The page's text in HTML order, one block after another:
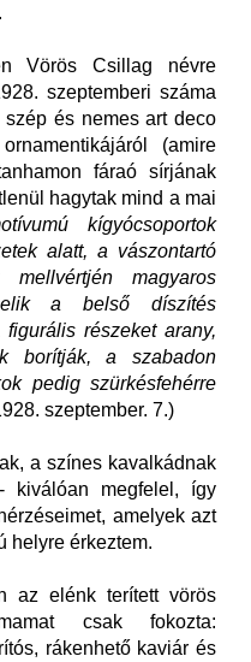
Vörös Csillag névre
szeptemberi száma
és nemes art deco
(amire
fáraó sírjának
hagytak mind a mai
kígyócsoportok
alatt, a vászontartó
magyaros
a belső díszítés
részeket arany,
borítják, a szabadon
pedig szürkésfehérre
szeptember. 7.)
a színes kavalkádnak
megfelel, így
amelyek azt
helyre érkeztem.
az elénk terített vörös
csak fokozta:
rákenhető kaviár és